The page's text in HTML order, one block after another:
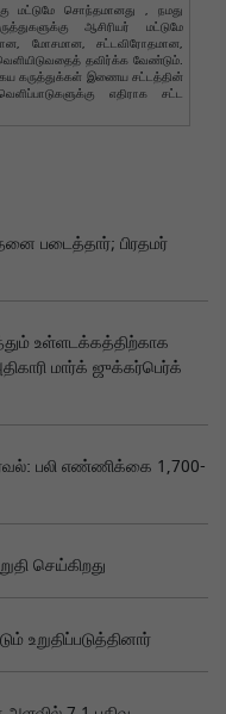
மட்டுமே சொந்தமானது , நமது
ஆசிரியர் மட்டுமே
மோசமான, சட்டவிரோதமான,
தவிர்க்க வேண்டும்.
கருத்துக்கள் இணைய சட்டத்தின்
எதிராக சட்ட
படைத்தார்; பிரதமர்
உள்ளடக்கத்திற்காக
மார்க் ஜுக்கர்பெர்க்
பலி எண்ணிக்கை 1,700-
செய்கிறது
உறுதிப்படுத்தினார்